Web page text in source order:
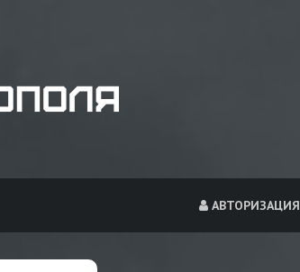
АВТОРИЗАЦИЯ